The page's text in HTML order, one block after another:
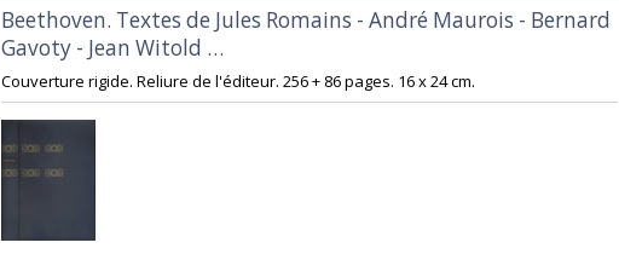
‎Beethoven. Textes de Jules Romains - André Maurois - Bernard
Gavoty - Jean Witold …‎
‎Couverture rigide. Reliure de l'éditeur. 256 + 86 pages. 16 x 24 cm.‎